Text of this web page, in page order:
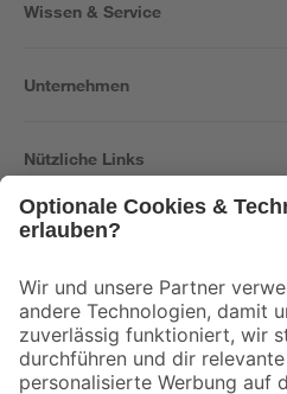
Wissen & Service
Unternehmen
Nützliche Links
Der toom Newsletter: Keine Angebote
Zur Newsletter Anmeldung